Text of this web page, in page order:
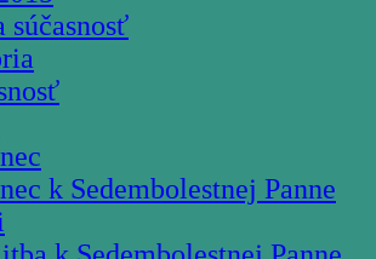
súčasnosť
k Sedembolestnej Panne